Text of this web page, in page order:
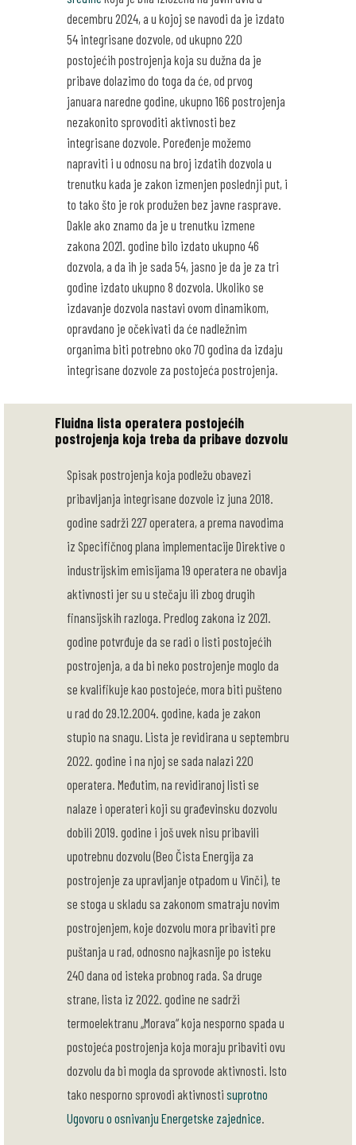
decembru 2024, a u kojoj se navodi da je izdato
54 integrisane dozvole, od ukupno 220
postojećih postrojenja koja su dužna da je
pribave dolazimo do toga da će, od prvog
januara naredne godine, ukupno 166 postrojenja
nezakonito sprovoditi aktivnosti bez
integrisane dozvole. Poređenje možemo
napraviti i u odnosu na broj izdatih dozvola u
trenutku kada je zakon izmenjen poslednji put, i
to tako što je rok produžen bez javne rasprave.
Dakle ako znamo da je u trenutku izmene
zakona 2021. godine bilo izdato ukupno 46
dozvola, a da ih je sada 54, jasno je da je za tri
godine izdato ukupno 8 dozvola. Ukoliko se
izdavanje dozvola nastavi ovom dinamikom,
opravdano je očekivati da će nadležnim
organima biti potrebno oko 70 godina da izdaju
integrisane dozvole za postojeća postrojenja.
Fluidna lista operatera postojećih
postrojenja koja treba da pribave dozvolu
Spisak postrojenja koja podležu obavezi
pribavljanja integrisane dozvole iz juna 2018.
godine sadrži 227 operatera, a prema navodima
iz Specifičnog plana implementacije Direktive o
industrijskim emisijama 19 operatera ne obavlja
aktivnosti jer su u stečaju ili zbog drugih
finansijskih razloga. Predlog zakona iz 2021.
godine potvrđuje da se radi o listi postojećih
postrojenja, a da bi neko postrojenje moglo da
se kvalifikuje kao postojeće, mora biti pušteno
u rad do 29.12.2004. godine, kada je zakon
stupio na snagu. Lista je revidirana u septembru
2022. godine i na njoj se sada nalazi 220
operatera. Međutim, na revidiranoj listi se
nalaze i operateri koji su građevinsku dozvolu
dobili 2019. godine i još uvek nisu pribavili
upotrebnu dozvolu (Beo Čista Energija za
postrojenje za upravljanje otpadom u Vinči), te
se stoga u skladu sa zakonom smatraju novim
postrojenjem, koje dozvolu mora pribaviti pre
puštanja u rad, odnosno najkasnije po isteku
240 dana od isteka probnog rada. Sa druge
strane, lista iz 2022. godine ne sadrži
termoelektranu „Morava“ koja nesporno spada u
postojeća postrojenja koja moraju pribaviti ovu
dozvolu da bi mogla da sprovode aktivnosti. Isto
tako nesporno sprovodi aktivnosti suprotno
Ugovoru o osnivanju Energetske zajednice